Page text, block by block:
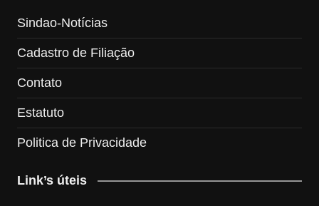
Sindao-Notícias
Cadastro de Filiação
Contato
Estatuto
Politica de Privacidade
Link’s úteis